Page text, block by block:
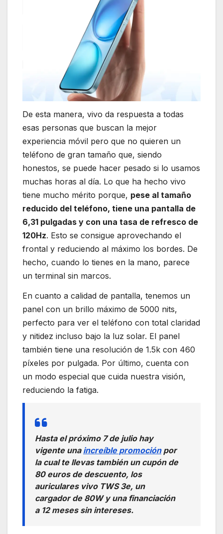
De esta manera, vivo da respuesta a todas
esas personas que buscan la mejor
experiencia móvil pero que no quieren un
teléfono de gran tamaño que, siendo
honestos, se puede hacer pesado si lo usamos
muchas horas al día. Lo que ha hecho vivo
tiene mucho mérito porque, pese al tamaño
reducido del teléfono, tiene una pantalla de
6,31 pulgadas y con una tasa de refresco de
120Hz. Esto se consigue aprovechando el
frontal y reduciendo al máximo los bordes. De
hecho, cuando lo tienes en la mano, parece
un terminal sin marcos.
En cuanto a calidad de pantalla, tenemos un
panel con un brillo máximo de 5000 nits,
perfecto para ver el teléfono con total claridad
y nitidez incluso bajo la luz solar. El panel
también tiene una resolución de 1.5k con 460
píxeles por pulgada. Por último, cuenta con
un modo especial que cuida nuestra visión,
reduciendo la fatiga.
Hasta el próximo 7 de julio hay
vigente una increíble promociónpor
la cual te llevas también un cupón de
80 euros de descuento, los
auriculares vivo TWS 3e, un
cargador de 80W y una financiación
a 12 meses sin intereses.